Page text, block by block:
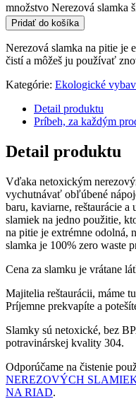
množstvo Nerezová slamka
Pridať do košíka
Nerezová slamka na pitie je
čistí a môžeš ju používať
Kategórie: Ekologické
Detail produktu
Príbeh, za každým
Detail produktu
Vďaka netoxickým
vychutnávať obľúbené
baru, kaviarne, reštaurácie
slamiek na jedno použitie,
na pitie je extrémne odolná,
slamka je 100% zero waste
Cena za slamku je vrátane
Majitelia reštaurácii,
Príjemne prekvapíte a
Slamky sú netoxické, bez
potravinárskej kvality 304.
Odporúčame na čistenie
NEREZOVÝCH
NA RIAD.